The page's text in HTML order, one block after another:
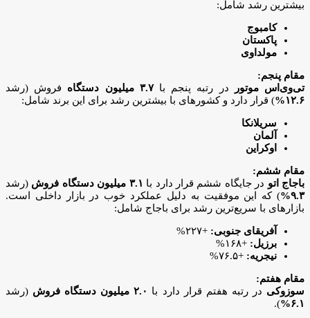
بیشترین رشد شامل:
کامبوج
پاکستان
مولداوی
مقام پنجم:
تی‌وی‌اس موتور
در رتبه پنجم با۳.۷ میلیون دستگاه
فروش (رشد
۱۲.۶%
) قرار دارد و کشورهای با بیشترین رشد برای این برند شامل:
سریلانکا
آلمان
اوکراین
مقام ششم:
باجاج اتو در جایگاه ششم قرار دارد با ۳.۱ میلیون دستگاه فروش
(رشد
۹.۳%
) که این موفقیت به دلیل عملکرد خوب در بازار داخلی است.
بازارهای با سریع‌ترین رشد برای باجاج شامل:
آفریقای جنوبی: +۲۲۷%
برزیل: +۱۶۸%
نیجریه: +۷۶.۵%
مقام هفتم:
سوزوکی در رتبه هفتم قرار دارد با ۲.۰ میلیون دستگاه فروش
(رشد
۶.۱%
).